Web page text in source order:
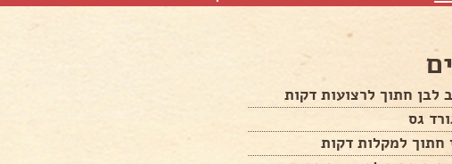
לבן חתוך לרצועות דקות